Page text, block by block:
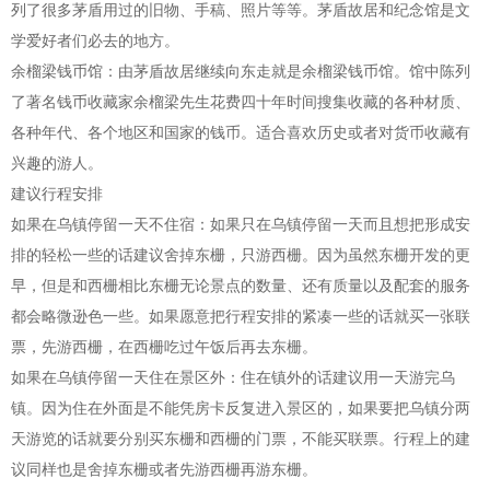
列了很多茅盾用过的旧物、手稿、照片等等。茅盾故居和纪念馆是文
学爱好者们必去的地方。
余榴梁钱币馆：由茅盾故居继续向东走就是余榴梁钱币馆。馆中陈列
了著名钱币收藏家余榴梁先生花费四十年时间搜集收藏的各种材质、
各种年代、各个地区和国家的钱币。适合喜欢历史或者对货币收藏有
兴趣的游人。
建议行程安排
如果在乌镇停留一天不住宿：如果只在乌镇停留一天而且想把形成安
排的轻松一些的话建议舍掉东栅，只游西栅。因为虽然东栅开发的更
早，但是和西栅相比东栅无论景点的数量、还有质量以及配套的服务
都会略微逊色一些。如果愿意把行程安排的紧凑一些的话就买一张联
票，先游西栅，在西栅吃过午饭后再去东栅。
如果在乌镇停留一天住在景区外：住在镇外的话建议用一天游完乌
镇。因为住在外面是不能凭房卡反复进入景区的，如果要把乌镇分两
天游览的话就要分别买东栅和西栅的门票，不能买联票。行程上的建
议同样也是舍掉东栅或者先游西栅再游东栅。